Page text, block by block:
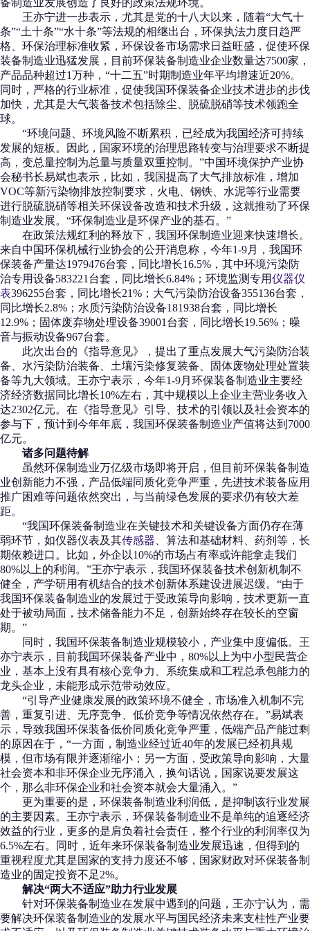
备制造业发展创造了良好的政策法规环境。
王亦宁进一步表示，尤其是党的十八大以来，随着“大气十
条”“土十条”“水十条”等法规的相继出台，环保执法力度日趋严
格、环保治理标准收紧，环保设备市场需求日益旺盛，促使环保
装备制造业迅猛发展，目前环保装备制造业企业数量达7500家，
产品品种超过1万种，“十二五”时期制造业年平均增速近20%。
同时，严格的行业标准，促使我国环保装备企业技术进步的步伐
加快，尤其是大气装备技术包括除尘、脱硫脱硝等技术领跑全
球。
“环境问题、环境风险不断累积，已经成为我国经济可持续
发展的短板。因此，国家环境的治理思路转变与治理要求不断提
高，变总量控制为总量与质量双重控制。”中国环境保护产业协
会秘书长易斌也表示，比如，我国提高了大气排放标准，增加
VOC等新污染物排放控制要求，火电、钢铁、水泥等行业需要
进行脱硫脱硝等相关环保设备改造和技术升级，这就推动了环保
制造业发展。“环保制造业是环保产业的基石。”
在政策法规红利的释放下，我国环保制造业迎来快速增长。
来自中国环保机械行业协会的公开消息称，今年1-9月，我国环
保装备产量达1979476台套，同比增长16.5%，其中环境污染防
治专用设备583221台套，同比增长6.84%；环境监测专用仪器仪
表396255台套，同比增长21%；大气污染防治设备355136台套，
同比增长2.8%；水质污染防治设备181938台套，同比增长
12.9%；固体废弃物处理设备39001台套，同比增长19.56%；噪
音与振动设备967台套。
此次出台的《指导意见》，提出了重点发展大气污染防治装
备、水污染防治装备、土壤污染修复装备、固体废物处理处置装
备等九大领域。王亦宁表示，今年1-9月环保装备制造业主要经
济经济数据同比增长10%左右，其中规模以上企业主营业务收入
达2302亿元。在《指导意见》引导、技术的引领以及社会资本的
参与下，预计到今年年底，我国环保装备制造业产值将达到7000
亿元。
诸多问题待解
虽然环保制造业万亿级市场即将开启，但目前环保装备制造
业创新能力不强，产品低端同质化竞争严重，先进技术装备应用
推广困难等问题依然突出，与当前绿色发展的要求仍有较大差
距。
“我国环保装备制造业在关键技术和关键设备方面仍存在薄
弱环节，如仪器仪表及其传感器 、算法和基础材料、药剂等，长
期依赖进口。比如，外企以10%的市场占有率或许能拿走我们
80%以上的利润。”王亦宁表示，我国环保装备技术创新机制不
健全，产学研用有机结合的技术创新体系建设进展迟缓。“由于
我国环保装备制造业的发展过于受政策导向影响，技术更新一直
处于被动局面，技术储备能力不足，创新始终存在较长的空窗
期。”
同时，我国环保装备制造业规模较小，产业集中度偏低。王
亦宁表示，目前我国环保装备产业中，80%以上为中小型民营企
业，基本上没有具有核心竞争力、系统集成和工程总承包能力的
龙头企业，未能形成示范带动效应。
“引导产业健康发展的政策环境不健全，市场准入机制不完
善，重复引进、无序竞争、低价竞争等情况依然存在。”易斌表
示，导致我国环保装备低价同质化竞争严重，低端产品产能过剩
的原因在于，“一方面，制造业经过近40年的发展已经初具规
模，但市场有限并逐渐缩小；另一方面，受政策导向影响，大量
社会资本和非环保企业无序涌入，换句话说，国家说要发展这
个，那么非环保企业和社会资本就会大量涌入。”
更为重要的是，环保装备制造业利润低，是抑制该行业发展
的主要因素。王亦宁表示，环保装备制造业不是单纯的追逐经济
效益的行业，更多的是肩负着社会责任，整个行业的利润率仅为
6.5%左右。同时，近年来环保装备制造业发展迅速，但得到的
重视程度尤其是国家的支持力度还不够，国家财政对环保装备制
造业的固定投资不足2%。
解决“两大不适应”助力行业发展
针对环保装备制造业在发展中遇到的问题，王亦宁认为，需
要解决环保装备制造业的发展水平与国民经济未来支柱性产业要